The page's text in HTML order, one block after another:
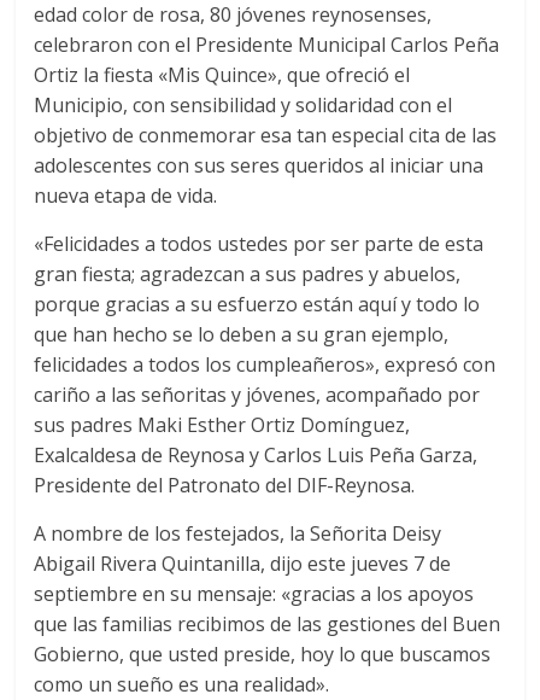
edad color de rosa, 80 jóvenes reynosenses,
celebraron con el Presidente Municipal Carlos Peña
Ortiz la fiesta «Mis Quince», que ofreció el
Municipio, con sensibilidad y solidaridad con el
objetivo de conmemorar esa tan especial cita de las
adolescentes con sus seres queridos al iniciar una
nueva etapa de vida.
«Felicidades a todos ustedes por ser parte de esta
gran fiesta; agradezcan a sus padres y abuelos,
porque gracias a su esfuerzo están aquí y todo lo
que han hecho se lo deben a su gran ejemplo,
felicidades a todos los cumpleañeros», expresó con
cariño a las señoritas y jóvenes, acompañado por
sus padres Maki Esther Ortiz Domínguez,
Exalcaldesa de Reynosa y Carlos Luis Peña Garza,
Presidente del Patronato del DIF-Reynosa.
A nombre de los festejados, la Señorita Deisy
Abigail Rivera Quintanilla, dijo este jueves 7 de
septiembre en su mensaje: «gracias a los apoyos
que las familias recibimos de las gestiones del Buen
Gobierno, que usted preside, hoy lo que buscamos
como un sueño es una realidad».